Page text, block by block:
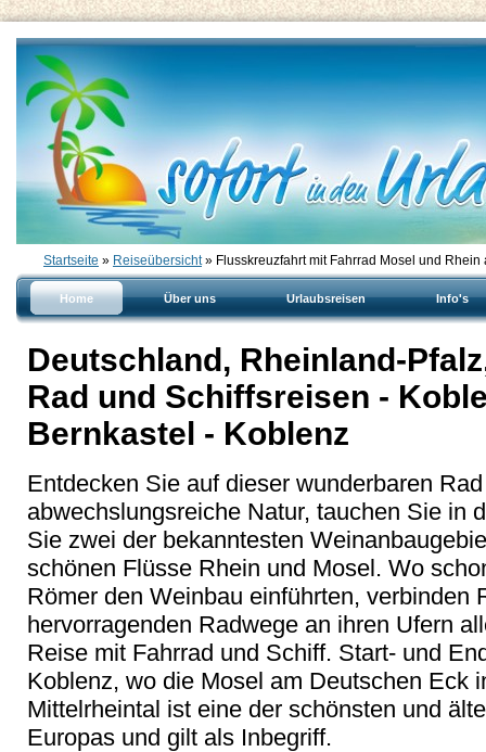
Startseite » Reiseübersicht» Flusskreuzfahrt mit Fahrrad Mosel und Rhein
Home Über uns Urlaubsreisen Info's
Deutschland, Rheinland-
Rad und Schiffsreisen -
Bernkastel - Koblenz
Entdecken Sie auf dieser wunderbaren
abwechslungsreiche Natur, tauchen Sie in
Sie zwei der bekanntesten
schönen Flüsse Rhein und Mosel. Wo
Römer den Weinbau einführten, verbinden
hervorragenden Radwege an ihren Ufern
Reise mit Fahrrad und Schiff. Start- und
Koblenz, wo die Mosel am Deutschen Eck
Mittelrheintal ist eine der schönsten und
Europas und gilt als Inbegriff.